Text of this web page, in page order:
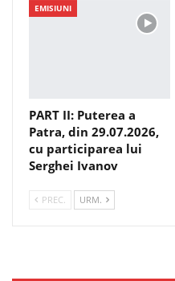
EMISIUNI
PART II: Puterea a
Patra, din 29.07.2026,
cu participarea lui
Serghei Ivanov
PREC. URM.